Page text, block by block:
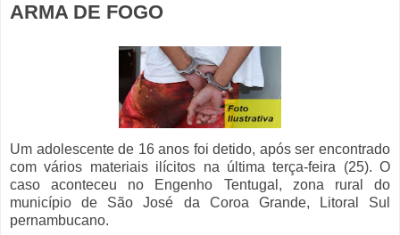
ARMA DE FOGO
Um adolescente de 16 anos foi detido, após ser encontrado
com vários materiais ilícitos na última terça-feira (25). O
caso aconteceu no Engenho Tentugal, zona rural do
município de São José da Coroa Grande, Litoral Sul
pernambucano.